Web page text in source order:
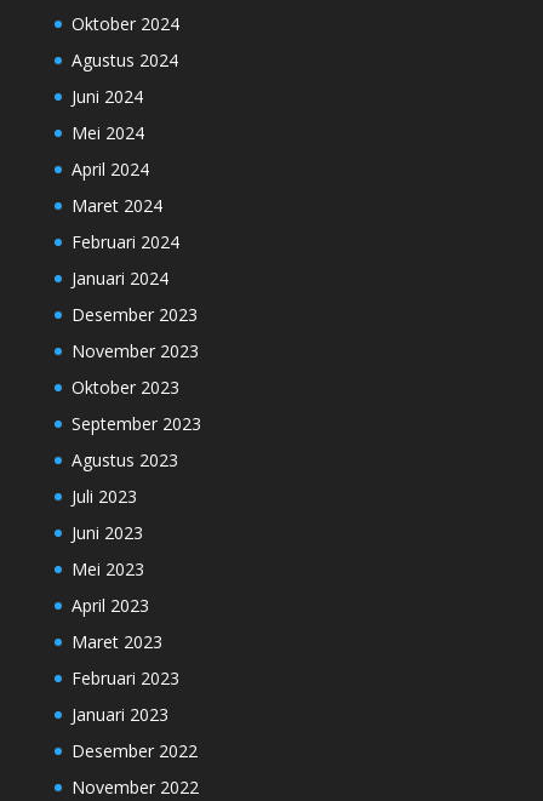
Oktober 2024
Agustus 2024
Juni 2024
Mei 2024
April 2024
Maret 2024
Februari 2024
Januari 2024
Desember 2023
November 2023
Oktober 2023
September 2023
Agustus 2023
Juli 2023
Juni 2023
Mei 2023
April 2023
Maret 2023
Februari 2023
Januari 2023
Desember 2022
November 2022